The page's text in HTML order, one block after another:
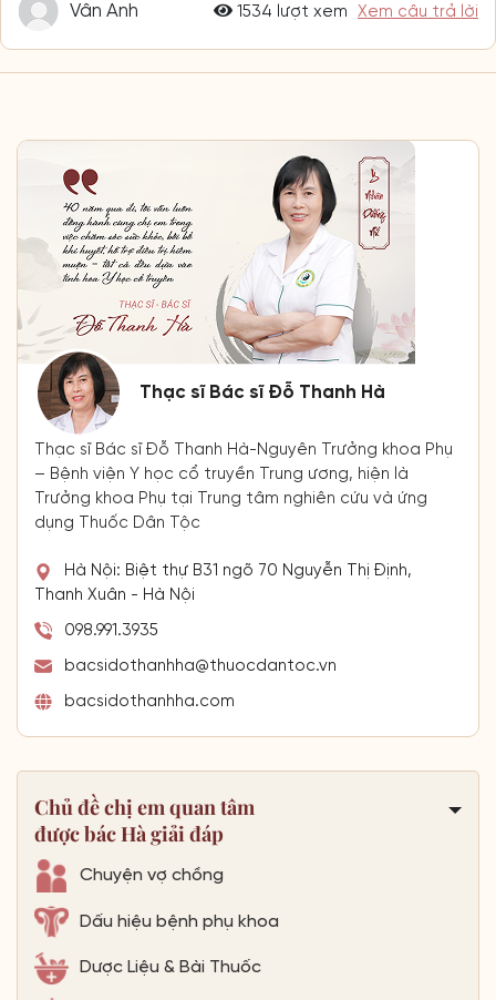
Vân Anh 1534 lượt xem Xem câu trả lời
Thạc sĩ Bác sĩ Đỗ Thanh Hà
Thạc sĩ Bác sĩ Đỗ Thanh Hà-Nguyên Trưởng khoa Phụ
– Bệnh viện Y học cổ truyền Trung ương, hiện là
Trưởng khoa Phụ tại Trung tâm nghiên cứu và ứng
dụng Thuốc Dân Tộc
Hà Nội: Biệt thự B31 ngõ 70 Nguyễn Thị Định,
Thanh Xuân - Hà Nội
098.991.3935
bacsidothanhha@thuocdantoc.vn
bacsidothanhha.com
Chủ đề chị em quan tâm
được bác Hà giải đáp
Chuyện vợ chồng
Dấu hiệu bệnh phụ khoa
Dược Liệu & Bài Thuốc